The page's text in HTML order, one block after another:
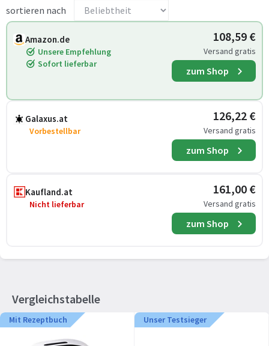
sortieren nach
Amazon.de
Unsere Empfehlung
Sofort lieferbar
108,59 €
Versand gratis
zum Shop
Galaxus.at
Vorbestellbar
126,22 €
Versand gratis
zum Shop
Kaufland.at
Nicht lieferbar
161,00 €
Versand gratis
zum Shop
Vergleichstabelle
Mit Rezeptbuch Unser Testsieger